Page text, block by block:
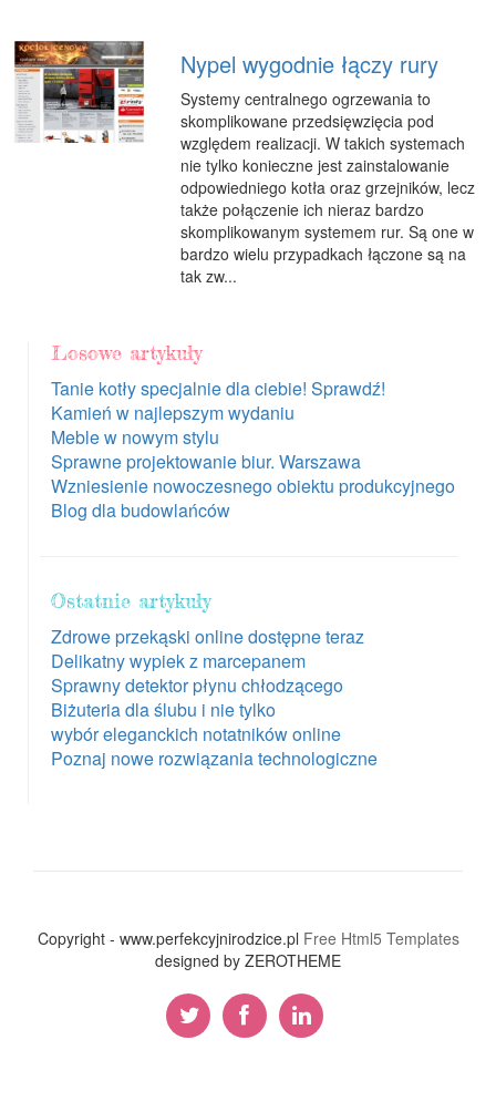
Nypel wygodnie łączy rury
Systemy centralnego ogrzewania to
skomplikowane przedsięwzięcia pod
względem realizacji. W takich systemach
nie tylko konieczne jest zainstalowanie
odpowiedniego kotła oraz grzejników, lecz
także połączenie ich nieraz bardzo
skomplikowanym systemem rur. Są one w
bardzo wielu przypadkach łączone są na
tak zw...
Losowe artykuły
Tanie kotły specjalnie dla ciebie! Sprawdź!
Kamień w najlepszym wydaniu
Meble w nowym stylu
Sprawne projektowanie biur. Warszawa
Wzniesienie nowoczesnego obiektu produkcyjnego
Blog dla budowlańców
Ostatnie artykuły
Zdrowe przekąski online dostępne teraz
Delikatny wypiek z marcepanem
Sprawny detektor płynu chłodzącego
Biżuteria dla ślubu i nie tylko
wybór eleganckich notatników online
Poznaj nowe rozwiązania technologiczne
Copyright - www.perfekcyjnirodzice.pl Free Html5 Templates
designed by ZEROTHEME